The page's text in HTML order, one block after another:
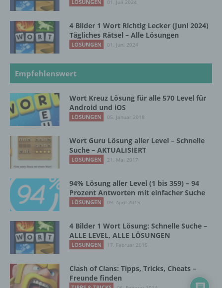
LÖSUNGEN 01. Juli 2024
4 Bilder 1 Wort Richtig Lecker (Juni 2024)
Tägliches Rätsel – Alle Lösungen
LÖSUNGEN 01. Juni 2024
Empfehlenswert
Wort Kreuz Lösung für alle 570 Level für
Android und iOS
LÖSUNGEN 05. Januar 2018
Wort Guru Lösung aller Level – Schnelle
Suche – AKTUALISIERT
LÖSUNGEN 21. Mai 2017
94% Lösung aller Level (1 bis 359) – 94
Prozent Antworten mit einfacher Suche
LÖSUNGEN 09. April 2015
4 Bilder 1 Wort Lösung: Schnelle Suche –
ALLE LEVEL, ALLE LÖSUNGEN
LÖSUNGEN 17. Februar 2015
Clash of Clans: Tipps, Tricks, Cheats –
Freunde finden
Sind die Zwecke und Mittel dieser
Verarbeitung durch das Unionsrecht oder
das Recht der Mitgliedstaaten vorgegeben,
so kann der Verantwortliche
beziehungsweise können die bestimmten
Unionsrecht oder dem Recht der
h) Auftragsverarbeiter
Auftragsverarbeiter ist eine natürliche oder
juristische Person, Behörde, Einrichtung
oder andere Stelle, die personenbezogene
Daten im Auftrag des Verantwortlichen
verarbeitet.
i) Empfänger
Empfänger ist eine natürliche oder juristische
Person, Behörde, Einrichtung oder andere
Stelle, der personenbezogene Daten
offengelegt werden, unabhängig davon, ob
es sich bei ihr um einen Dritten handelt oder
nicht. Behörden, die im Rahmen eines